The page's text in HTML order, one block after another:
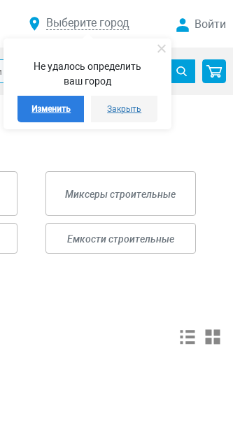
Не удалось определить
ваш город
Изменить Закрыть
Выберите город Войти
Миксеры строительные
Емкости строительные